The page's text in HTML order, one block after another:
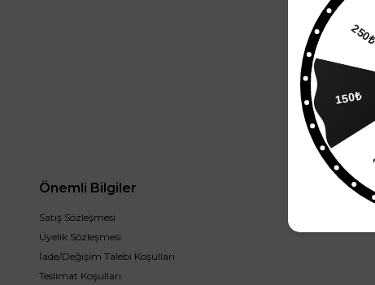
Önemli Bilgiler
Satış Sözleşmesi
Üyelik Sözleşmesi
İade/Değişim Talebi Koşulları
Teslimat Koşulları
150₺
250₺